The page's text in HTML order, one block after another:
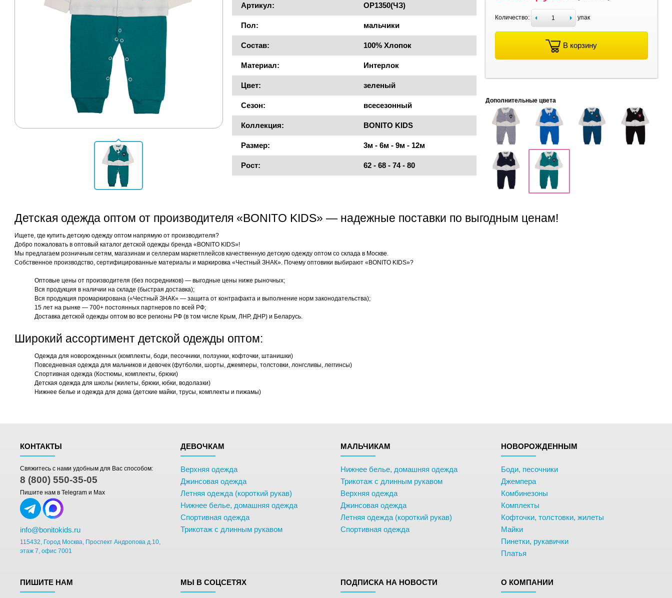
Артикул: OP1350(ЧЗ)
Пол: мальчики
Состав: 100% Хлопок
Материал: Интерлок
Цвет: зеленый
Сезон: всесезонный
Коллекция: BONITO KIDS
Размер: 3м - 6м - 9м - 12м
Рост: 62 - 68 - 74 - 80
Количество: упак
В корзину
Дополнительные цвета
Детская одежда оптом от производителя «BONITO KIDS» — надежные поставки по выгодным ценам!
Ищете, где купить детскую одежду оптом напрямую от производителя?
Добро пожаловать в оптовый каталог детской одежды бренда «BONITO KIDS»!
Мы предлагаем розничным сетям, магазинам и селлерам маркетплейсов качественную детскую одежду оптом со склада в Москве.
Собственное производство, сертифицированные материалы и маркировка «Честный ЗНАК». Почему оптовики выбирают «BONITO KIDS»?
Оптовые цены от производителя (без посредников) — выгодные цены ниже рыночных;
Вся продукция в наличии на складе (быстрая доставка);
Вся продукция промаркирована («Честный ЗНАК» — защита от контрафакта и выполнение норм законодательства);
15 лет на рынке — 700+ постоянных партнеров по всей РФ;
Доставка детской одежды оптом во все регионы РФ (в том числе Крым, ЛНР, ДНР) и Беларусь.
Широкий ассортимент детской одежды оптом:
Одежда для новорожденных (комплекты, боди, песочники, ползунки, кофточки, штанишки)
Повседневная одежда для мальчиков и девочек (футболки, шорты, джемперы, толстовки, лонгсливы, леггинсы)
Спортивная одежда (Костюмы, комплекты, брюки)
Детская одежда для школы (жилеты, брюки, юбки, водолазки)
Нижнее белье и одежда для дома (детские майки, трусы, комплекты и пижамы)
КОНТАКТЫ
Свяжитесь с нами удобным для Вас способом:
8 (800) 550-35-05
Пишите нам в Telegram и Max
info@bonitokids.ru
115432, Город Москва, Проспект Андропова д.10,
этаж 7, офис 7001
ДЕВОЧКАМ
Верхняя одежда
Джинсовая одежда
Летняя одежда (короткий рукав)
Нижнее белье, домашняя одежда
Спортивная одежда
Трикотаж с длинным рукавом
МАЛЬЧИКАМ
Нижнее белье, домашняя одежда
Трикотаж с длинным рукавом
Верхняя одежда
Джинсовая одежда
Летняя одежда (короткий рукав)
Спортивная одежда
НОВОРОЖДЕННЫМ
Боди, песочники
Джемпера
Комбинезоны
Комплекты
Кофточки, толстовки, жилеты
Майки
Пинетки, рукавички
Платья
ПИШИТЕ НАМ МЫ В СОЦСЕТЯХ ПОДПИСКА НА НОВОСТИ О КОМПАНИИ